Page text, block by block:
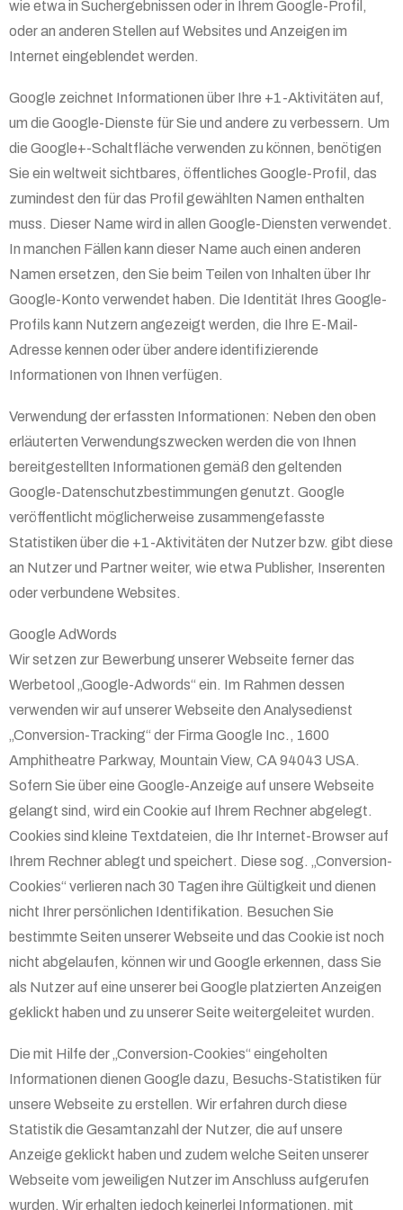
wie etwa in Suchergebnissen oder in Ihrem Google-Profil,
oder an anderen Stellen auf Websites und Anzeigen im
Internet eingeblendet werden.
Google zeichnet Informationen über Ihre +1-Aktivitäten auf,
um die Google-Dienste für Sie und andere zu verbessern. Um
die Google+-Schaltfläche verwenden zu können, benötigen
Sie ein weltweit sichtbares, öffentliches Google-Profil, das
zumindest den für das Profil gewählten Namen enthalten
muss. Dieser Name wird in allen Google-Diensten verwendet.
In manchen Fällen kann dieser Name auch einen anderen
Namen ersetzen, den Sie beim Teilen von Inhalten über Ihr
Google-Konto verwendet haben. Die Identität Ihres Google-
Profils kann Nutzern angezeigt werden, die Ihre E-Mail-
Adresse kennen oder über andere identifizierende
Informationen von Ihnen verfügen.
Verwendung der erfassten Informationen: Neben den oben
erläuterten Verwendungszwecken werden die von Ihnen
bereitgestellten Informationen gemäß den geltenden
Google-Datenschutzbestimmungen genutzt. Google
veröffentlicht möglicherweise zusammengefasste
Statistiken über die +1-Aktivitäten der Nutzer bzw. gibt diese
an Nutzer und Partner weiter, wie etwa Publisher, Inserenten
oder verbundene Websites.
Google AdWords
Wir setzen zur Bewerbung unserer Webseite ferner das
Werbetool „Google-Adwords“ ein. Im Rahmen dessen
verwenden wir auf unserer Webseite den Analysedienst
„Conversion-Tracking“ der Firma Google Inc., 1600
Amphitheatre Parkway, Mountain View, CA 94043 USA.
Sofern Sie über eine Google-Anzeige auf unsere Webseite
gelangt sind, wird ein Cookie auf Ihrem Rechner abgelegt.
Cookies sind kleine Textdateien, die Ihr Internet-Browser auf
Ihrem Rechner ablegt und speichert. Diese sog. „Conversion-
Cookies“ verlieren nach 30 Tagen ihre Gültigkeit und dienen
nicht Ihrer persönlichen Identifikation. Besuchen Sie
bestimmte Seiten unserer Webseite und das Cookie ist noch
nicht abgelaufen, können wir und Google erkennen, dass Sie
als Nutzer auf eine unserer bei Google platzierten Anzeigen
geklickt haben und zu unserer Seite weitergeleitet wurden.
Die mit Hilfe der „Conversion-Cookies“ eingeholten
Informationen dienen Google dazu, Besuchs-Statistiken für
unsere Webseite zu erstellen. Wir erfahren durch diese
Statistik die Gesamtanzahl der Nutzer, die auf unsere
Anzeige geklickt haben und zudem welche Seiten unserer
Webseite vom jeweiligen Nutzer im Anschluss aufgerufen
wurden. Wir erhalten jedoch keinerlei Informationen, mit